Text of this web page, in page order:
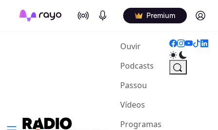
On Air Podcasts Premium Log in
Ouvir(current)
Podcasts
Passou
Vídeos
Programas